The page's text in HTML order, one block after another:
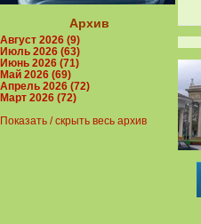
Архив
Август 2026 (9)
Июль 2026 (63)
Июнь 2026 (71)
Май 2026 (69)
Апрель 2026 (72)
Март 2026 (72)
Показать / скрыть весь архив